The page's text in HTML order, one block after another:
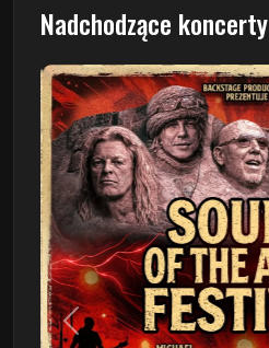
Nadchodzące koncerty
Poprzedni